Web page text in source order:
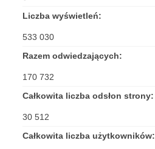
Liczba wyświetleń:
533 030
Razem odwiedzających:
170 732
Całkowita liczba odsłon strony:
30 512
Całkowita liczba użytkowników: